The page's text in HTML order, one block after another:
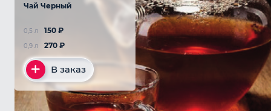
Чай Черный
150 ₽
0,5 л
270 ₽
0,9 л
В заказ